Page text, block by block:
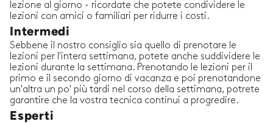
lezione al giorno - ricordate che potete condividere le
lezioni con amici o familiari per ridurre i costi.
Intermedi
Sebbene il nostro consiglio sia quello di prenotare le
lezioni per l'intera settimana, potete anche suddividere le
lezioni durante la settimana. Prenotando le lezioni per il
primo e il secondo giorno di vacanza e poi prenotandone
un'altra un po' più tardi nel corso della settimana, potrete
garantire che la vostra tecnica continui a progredire.
Esperti